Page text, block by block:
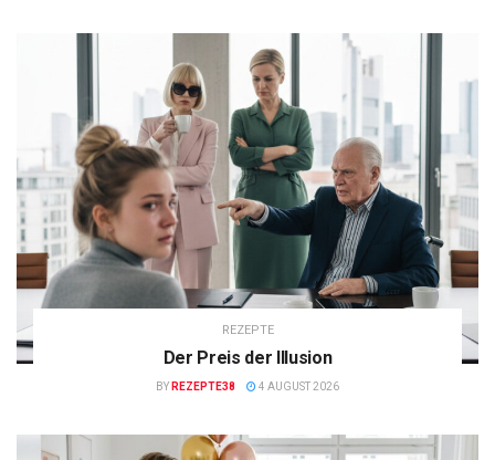
REZEPTE
Der Preis der Illusion
BY REZEPTE38 4 AUGUST 2026